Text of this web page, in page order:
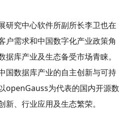
研究中心软件所副所长李卫也在
户需求和中国数字化产业政策角
据库产业及生态备受市场青睐。
国数据库产业的自主创新与可持
openGauss为代表的国内开源数
、行业应用及生态繁荣。